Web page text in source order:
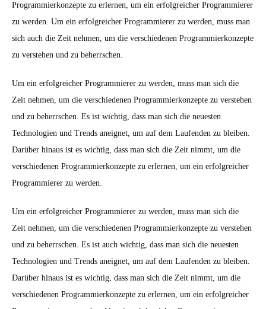
Programmierkonzepte zu erlernen, um ein erfolgreicher Programmierer
zu werden. Um ein erfolgreicher Programmierer zu werden, muss man
sich auch die Zeit nehmen, um die verschiedenen Programmierkonzepte
zu verstehen und zu beherrschen.
Um ein erfolgreicher Programmierer zu werden, muss man sich die
Zeit nehmen, um die verschiedenen Programmierkonzepte zu verstehen
und zu beherrschen. Es ist wichtig, dass man sich die neuesten
Technologien und Trends aneignet, um auf dem Laufenden zu bleiben.
Darüber hinaus ist es wichtig, dass man sich die Zeit nimmt, um die
verschiedenen Programmierkonzepte zu erlernen, um ein erfolgreicher
Programmierer zu werden.
Um ein erfolgreicher Programmierer zu werden, muss man sich die
Zeit nehmen, um die verschiedenen Programmierkonzepte zu verstehen
und zu beherrschen. Es ist auch wichtig, dass man sich die neuesten
Technologien und Trends aneignet, um auf dem Laufenden zu bleiben.
Darüber hinaus ist es wichtig, dass man sich die Zeit nimmt, um die
verschiedenen Programmierkonzepte zu erlernen, um ein erfolgreicher